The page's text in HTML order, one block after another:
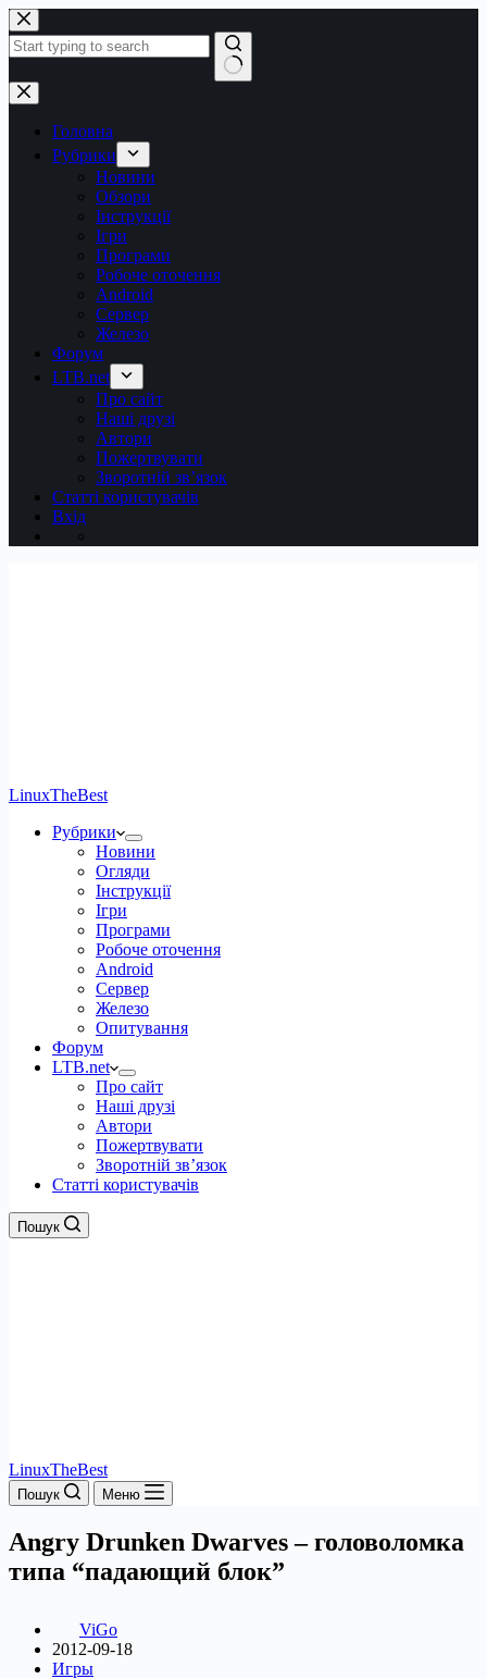
Перейти
до
вмісту
Немає
результатів
Головна
Рубрики
Новини
Обзори
Інструкції
Ігри
Програми
Робоче оточення
Android
Сервер
Железо
Форум
LTB.net
Про сайт
Наші друзі
Автори
Пожертвувати
Зворотній зв’язок
Статті користувачів
Вхід
LinuxTheBest
Рубрики
Новини
Огляди
Інструкції
Ігри
Програми
Робоче оточення
Android
Сервер
Железо
Опитування
Форум
LTB.net
Про сайт
Наші друзі
Автори
Пожертвувати
Зворотній зв’язок
Статті користувачів
Пошук
LinuxTheBest
Пошук Меню
Angry Drunken Dwarves – головоломка
типа “падающий блок”
ViGo
2012-09-18
Игры